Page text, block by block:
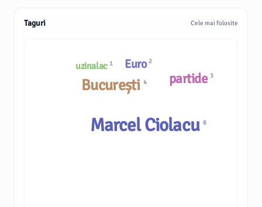
Taguri Cele mai folosite
București 4
Marcel Ciolacu6
uzinalac 1
partide 3
Euro 2